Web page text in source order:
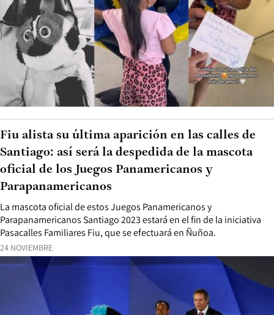
24 NOVIEMBRE
La mascota oficial de estos Juegos Panamericanos y
Parapanamericanos Santiago 2023 estará en el fin de la iniciativa
Pasacalles Familiares Fiu, que se efectuará en Ñuñoa.
Fiu alista su última aparición en las calles de
Santiago: así será la despedida de la mascota
oficial de los Juegos Panamericanos y
Parapanamericanos